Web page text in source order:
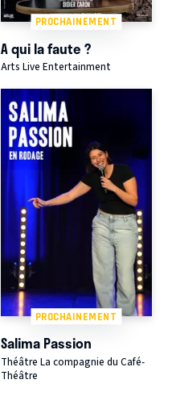
PROCHAINEMENT
A qui la faute ?
Arts Live Entertainment
PROCHAINEMENT
Salima Passion
Théâtre La compagnie du Café-
Théâtre